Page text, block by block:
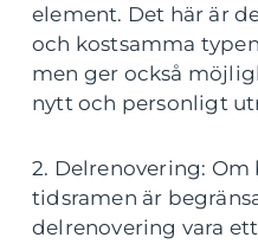
element. Det här är
och kostsamma
men ger också
nytt och personligt
2. Delrenovering:
tidsramen är
delrenovering vara